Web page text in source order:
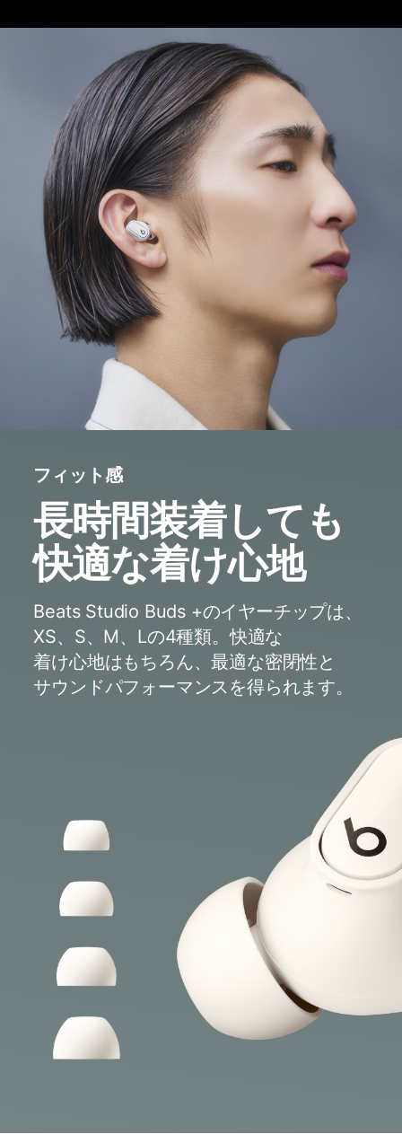
フィット感
長時間装着しても​​
快適な​​着け心地
Beats Studio Buds +の​​イヤーチップは、​​
XS、​​S、​​M、​​Lの​​4種類。​​快適な​​
着け心地は​​もちろん、​​最適な​​密閉性と​​
サウンドパフォーマンスを​​得られます。